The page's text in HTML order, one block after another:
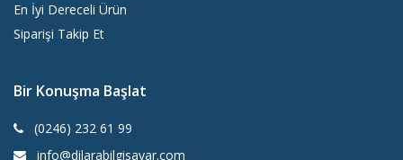
En İyi Dereceli Ürün
Siparişi Takip Et
Bir Konuşma Başlat
(0246) 232 61 99
info@dilarabilgisayar.com